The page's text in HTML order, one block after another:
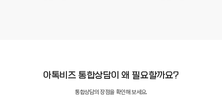
아톡비즈 통합상담이 왜 필요할까요?
통합상담의 장점을 확인해 보세요.